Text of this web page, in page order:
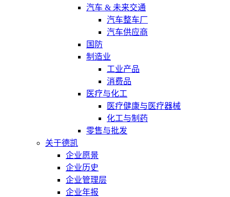
汽车 & 未来交通
汽车整车厂
汽车供应商
国防
制造业
工业产品
消费品
医疗与化工
医疗健康与医疗器械
化工与制药
零售与批发
关于德凯
企业愿景
企业历史
企业管理层
企业年报